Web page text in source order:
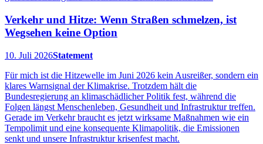
Verkehr und Hitze: Wenn Straßen schmelzen, ist
Wegsehen keine Option
10. Juli 2026Statement
Für mich ist die Hitzewelle im Juni 2026 kein Ausreißer, sondern ein
klares Warnsignal der Klimakrise. Trotzdem hält die
Bundesregierung an klimaschädlicher Politik fest, während die
Folgen längst Menschenleben, Gesundheit und Infrastruktur treffen.
Gerade im Verkehr braucht es jetzt wirksame Maßnahmen wie ein
Tempolimit und eine konsequente Klimapolitik, die Emissionen
senkt und unsere Infrastruktur krisenfest macht.